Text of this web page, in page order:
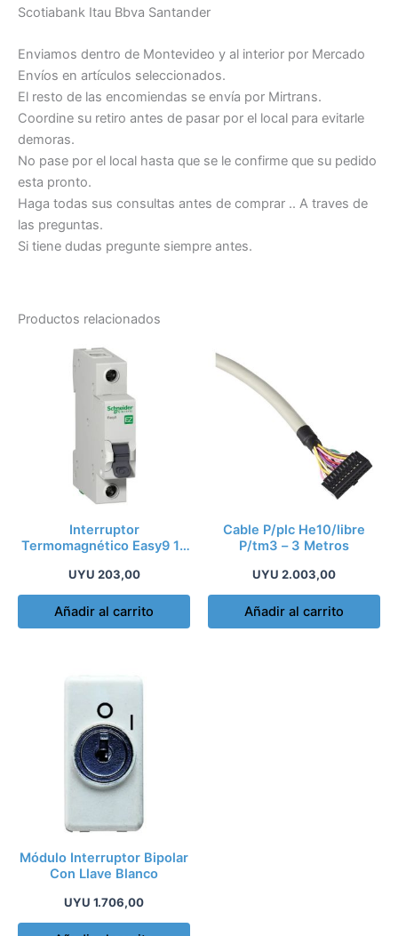
Scotiabank Itau Bbva Santander
Enviamos dentro de Montevideo y al interior por Mercado
Envíos en artículos seleccionados.
El resto de las encomiendas se envía por Mirtrans.
Coordine su retiro antes de pasar por el local para evitarle
demoras.
No pase por el local hasta que se le confirme que su pedido
esta pronto.
Haga todas sus consultas antes de comprar .. A traves de
las preguntas.
Si tiene dudas pregunte siempre antes.
Productos relacionados
Interruptor
Termomagnético Easy9 1p
UYU 203,00
Añadir al carrito
Cable P/plc He10/libre
P/tm3 – 3 Metros
UYU 2.003,00
Añadir al carrito
Módulo Interruptor Bipolar
Con Llave Blanco
UYU 1.706,00